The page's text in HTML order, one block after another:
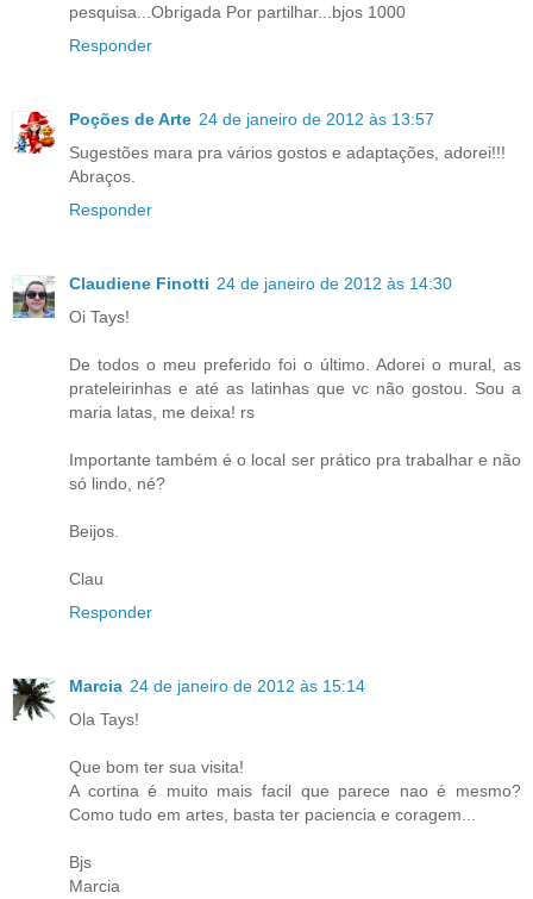
pesquisa...Obrigada Por partilhar...bjos 1000
Responder
Poções de Arte 24 de janeiro de 2012 às 13:57
Sugestões mara pra vários gostos e adaptações, adorei!!!
Abraços.
Responder
Claudiene Finotti 24 de janeiro de 2012 às 14:30
Oi Tays!
De todos o meu preferido foi o último. Adorei o mural, as
prateleirinhas e até as latinhas que vc não gostou. Sou a
maria latas, me deixa! rs
Importante também é o local ser prático pra trabalhar e não
só lindo, né?
Beijos.
Clau
Responder
Marcia 24 de janeiro de 2012 às 15:14
Ola Tays!
Que bom ter sua visita!
A cortina é muito mais facil que parece nao é mesmo?
Como tudo em artes, basta ter paciencia e coragem...
Bjs
Marcia